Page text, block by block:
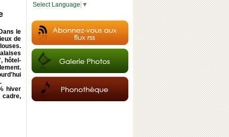
le
de
hôtel-
hiver
Select Language ▼